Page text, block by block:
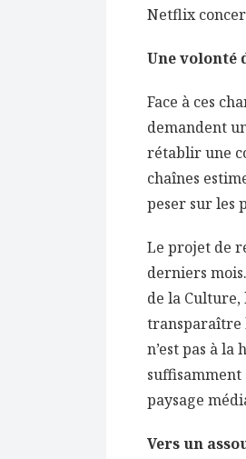
Netflix
Une volonté
Face à ces
demandent
rétablir une
chaînes
peser sur les
Le projet de
derniers
de la Culture,
transparaître
n’est pas à
suffisamment
paysage
Vers un